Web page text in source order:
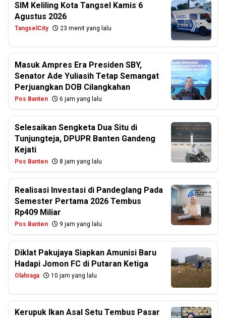
SIM Keliling Kota Tangsel Kamis 6
Agustus 2026
TangselCity 23 menit yang lalu
Masuk Ampres Era Presiden SBY,
Senator Ade Yuliasih Tetap Semangat
Perjuangkan DOB Cilangkahan
Pos Banten 6 jam yang lalu
Selesaikan Sengketa Dua Situ di
Tunjungteja, DPUPR Banten Gandeng
Kejati
Pos Banten 8 jam yang lalu
Realisasi Investasi di Pandeglang Pada
Semester Pertama 2026 Tembus
Rp409 Miliar
Pos Banten 9 jam yang lalu
Diklat Pakujaya Siapkan Amunisi Baru
Hadapi Jomon FC di Putaran Ketiga
Olahraga 10 jam yang lalu
Kerupuk Ikan Asal Setu Tembus Pasar